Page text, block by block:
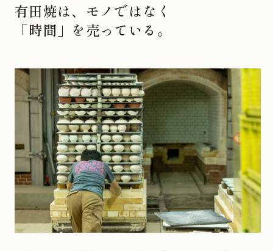
有田焼は、モノではなく
「時間」を売っている。
1956